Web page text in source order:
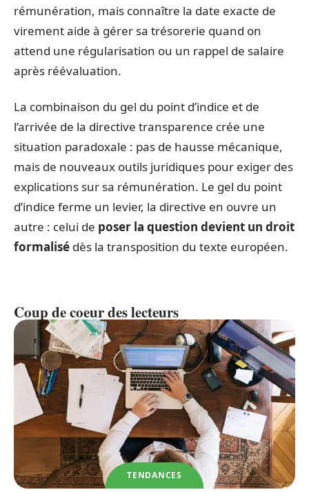
rémunération, mais connaître la date exacte de
virement aide à gérer sa trésorerie quand on
attend une régularisation ou un rappel de salaire
après réévaluation.
La combinaison du gel du point d’indice et de
l’arrivée de la directive transparence crée une
situation paradoxale : pas de hausse mécanique,
mais de nouveaux outils juridiques pour exiger des
explications sur sa rémunération. Le gel du point
d’indice ferme un levier, la directive en ouvre un
autre : celui de poser la question devient un droit
formalisé dès la transposition du texte européen.
Coup de coeur des lecteurs
TENDANCES